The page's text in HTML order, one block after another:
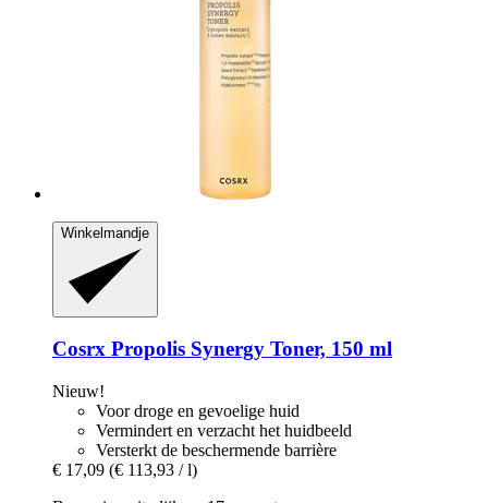
Winkelmandje
Cosrx Propolis Synergy Toner, 150 ml
Nieuw!
Voor droge en gevoelige huid
Vermindert en verzacht het huidbeeld
Versterkt de beschermende barrière
€ 17,09 (€ 113,93 / l)